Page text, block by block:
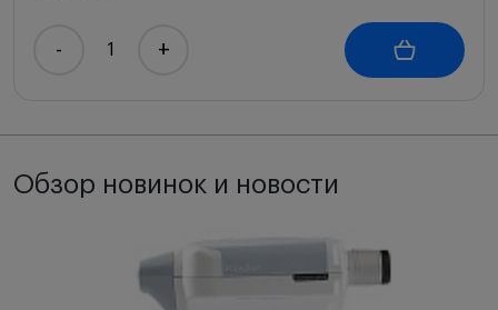
- +
Обзор новинок и новости